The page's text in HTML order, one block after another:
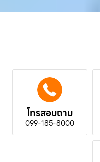
โทรสอบถาม
099-185-8000